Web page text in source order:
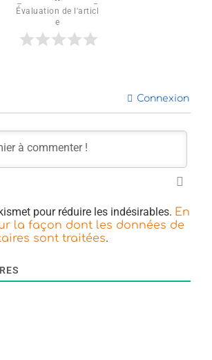
Évaluation de l'articl
e
Connexion
pour réduire les indésirables. En
la façon dont les données de
sont traitées.